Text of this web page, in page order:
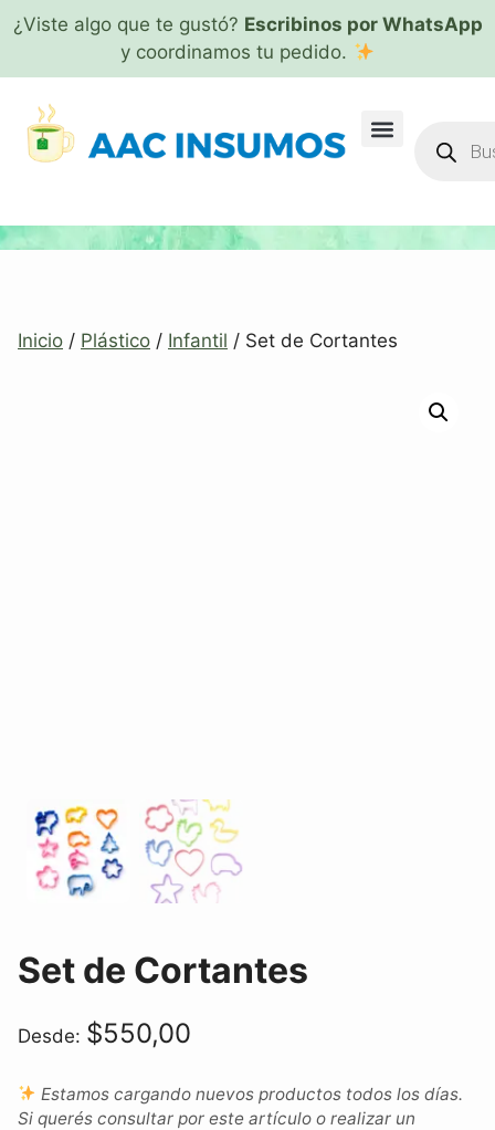
¿Viste algo que te gustó? Escribinos por WhatsApp
y coordinamos tu pedido.
Inicio / Plástico / Infantil / Set de Cortantes
Set de Cortantes
Desde: $550,00
Estamos cargando nuevos productos todos los días.
Si querés consultar por este artículo o realizar un